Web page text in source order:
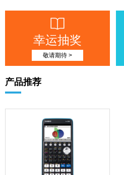
幸运抽奖
敬请期待 >
产品推荐